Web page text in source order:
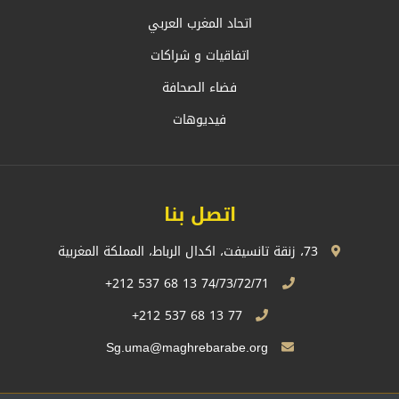
اتحاد المغرب العربي
اتفاقيات و شراكات
فضاء الصحافة
فيديوهات
اتصل بنا
77 13 68 537 212+